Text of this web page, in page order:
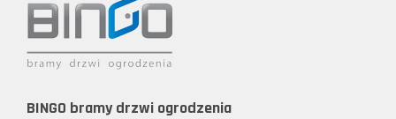
BINGO bramy drzwi ogrodzenia